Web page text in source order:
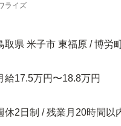
ライズ
取県 米子市 東福原 / 博労
給17.5万円〜18.8万円
休2日制 / 残業月20時間以